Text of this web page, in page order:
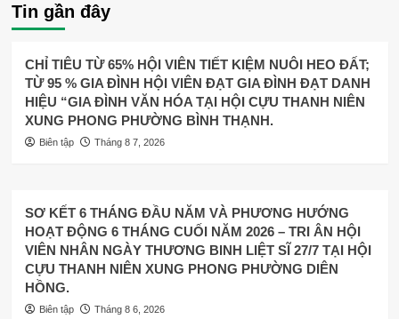
Tin gần đây
CHỈ TIÊU TỪ 65% HỘI VIÊN TIẾT KIỆM NUÔI HEO ĐẤT;
TỪ 95 % GIA ĐÌNH HỘI VIÊN ĐẠT GIA ĐÌNH ĐẠT DANH
HIỆU “GIA ĐÌNH VĂN HÓA TẠI HỘI CỰU THANH NIÊN
XUNG PHONG PHƯỜNG BÌNH THẠNH.
Biên tập Tháng 8 7, 2026
SƠ KẾT 6 THÁNG ĐẦU NĂM VÀ PHƯƠNG HƯỚNG
HOẠT ĐỘNG 6 THÁNG CUỐI NĂM 2026 – TRI ÂN HỘI
VIÊN NHÂN NGÀY THƯƠNG BINH LIỆT SĨ 27/7 TẠI HỘI
CỰU THANH NIÊN XUNG PHONG PHƯỜNG DIÊN
HỒNG.
Biên tập Tháng 8 6, 2026